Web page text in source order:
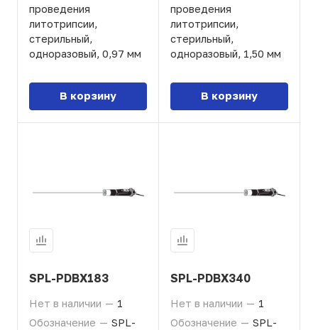
проведения
литотрипсии,
стерильный,
одноразовый, 0,97 мм
В корзину
проведения
литотрипсии,
стерильный,
одноразовый, 1,50 мм
В корзину
SPL-PDBX183
Нет в наличии — 1
Обозначение — SPL-
SPL-PDBX340
Нет в наличии — 1
Обозначение — SPL-